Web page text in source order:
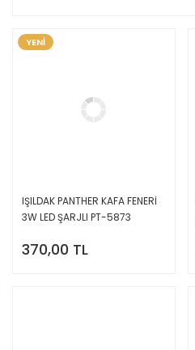
YENİ
IŞILDAK PANTHER KAFA FENERİ
3W LED ŞARJLI PT-5873
370,00 TL